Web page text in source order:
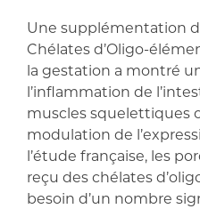
Une supplémentation
Chélates d’Oligo-
la gestation a montré
l’inflammation de
muscles squelettiques
modulation de
l’étude française, les
reçu des chélates
besoin d’un nombre